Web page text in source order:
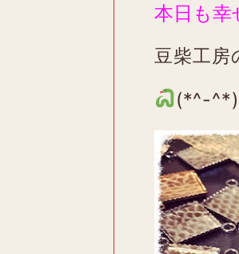
本日も幸
豆柴工房
(*^-^*)